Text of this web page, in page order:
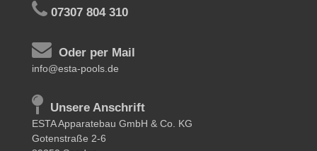
07307 804 310
Oder per Mail
info@esta-pools.de
Unsere Anschrift
ESTA Apparatebau GmbH & Co. KG
Gotenstraße 2-6